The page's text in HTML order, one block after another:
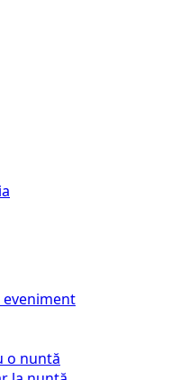
o nuntă